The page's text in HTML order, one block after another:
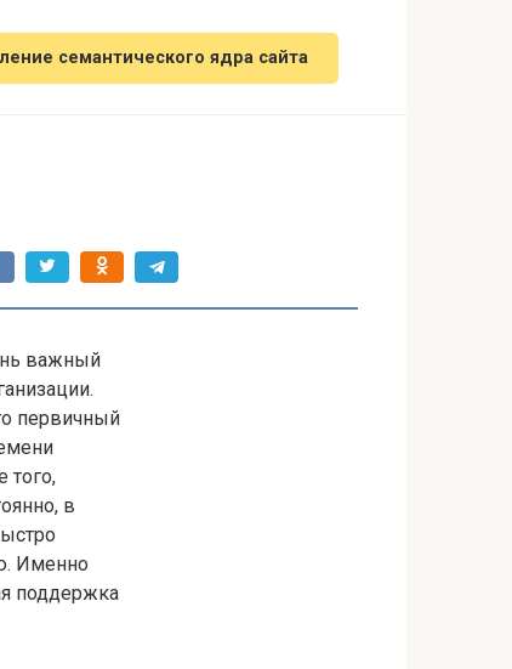
семантического ядра сайта
важный
первичный
того,
в
Именно
поддержка